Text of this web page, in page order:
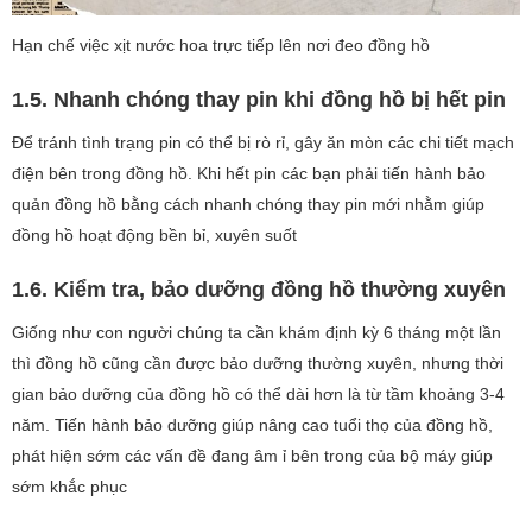
Hạn chế việc xịt nước hoa trực tiếp lên nơi đeo đồng hồ
1.5. Nhanh chóng thay pin khi đồng hồ bị hết pin
Để tránh tình trạng pin có thể bị rò rỉ, gây ăn mòn các chi tiết mạch
điện bên trong đồng hồ. Khi hết pin các bạn phải tiến hành bảo
quản đồng hồ bằng cách nhanh chóng thay pin mới nhằm giúp
đồng hồ hoạt động bền bỉ, xuyên suốt
1.6. Kiểm tra, bảo dưỡng đồng hồ thường xuyên
Giống như con người chúng ta cần khám định kỳ 6 tháng một lần
thì đồng hồ cũng cần được bảo dưỡng thường xuyên, nhưng thời
gian bảo dưỡng của đồng hồ có thể dài hơn là từ tầm khoảng 3-4
năm. Tiến hành bảo dưỡng giúp nâng cao tuổi thọ của đồng hồ,
phát hiện sớm các vấn đề đang âm ỉ bên trong của bộ máy giúp
sớm khắc phục